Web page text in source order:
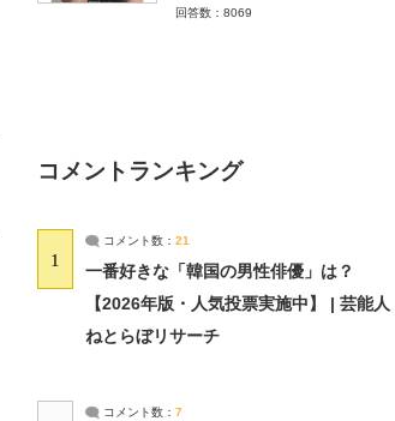
回答数：8069
コメントランキング
1
コメント数： 21
一番好きな「韓国の男性俳優」は？
【2026年版・人気投票実施中】 | 芸能人
ねとらぼリサーチ
コメント数： 7